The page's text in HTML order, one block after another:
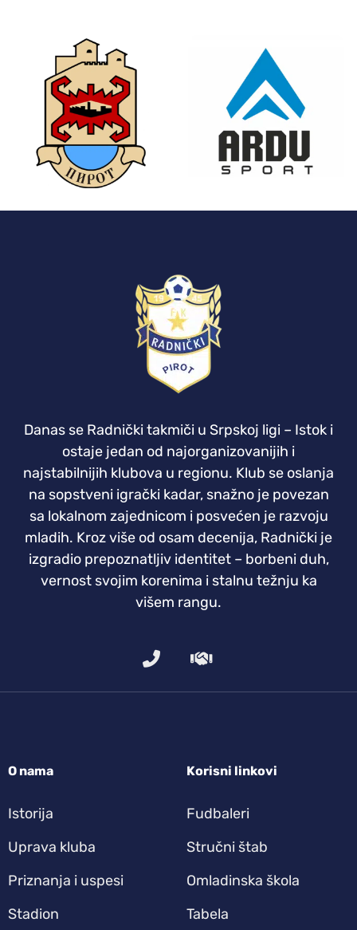
Danas se Radnički takmiči u Srpskoj ligi – Istok i
ostaje jedan od najorganizovanijih i
najstabilnijih klubova u regionu. Klub se oslanja
na sopstveni igrački kadar, snažno je povezan
sa lokalnom zajednicom i posvećen je razvoju
mladih. Kroz više od osam decenija, Radnički je
izgradio prepoznatljiv identitet – borbeni duh,
vernost svojim korenima i stalnu težnju ka
višem rangu.
O nama
Istorija
Uprava kluba
Priznanja i uspesi
Stadion
Korisni linkovi
Fudbaleri
Stručni štab
Omladinska škola
Tabela